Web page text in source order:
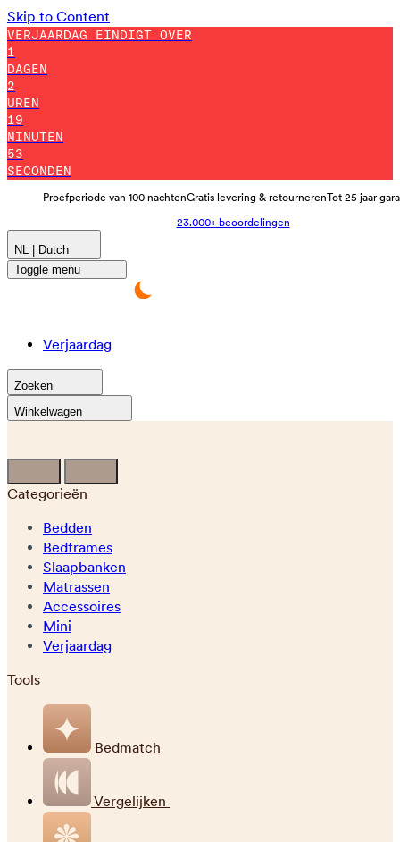
Skip to Content
VERJAARDAG EINDIGT OVER
1
DAGEN
2
UREN
19
MINUTEN
41
SECONDEN
Proefperiode van 100 nachtenGratis levering & retournerenTot 25 jaar
23.000+ beoordelingen
NL | Dutch
Toggle menu
Verjaardag
Zoeken
Winkelwagen
Categorieën
Bedden
Bedframes
Slaapbanken
Matrassen
Accessoires
Mini
Verjaardag
Tools
Bedmatch
Vergelijken